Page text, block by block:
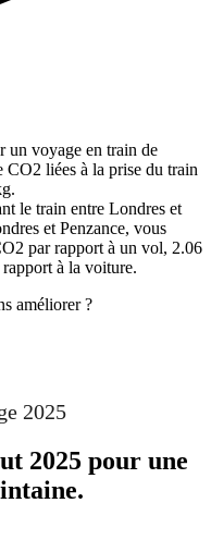
un voyage en train de
CO2 liées à la prise du train
le train entre Londres et
et Penzance, vous
par rapport à un vol, 2.06
à la voiture.
améliorer ?
2025
2025 pour une